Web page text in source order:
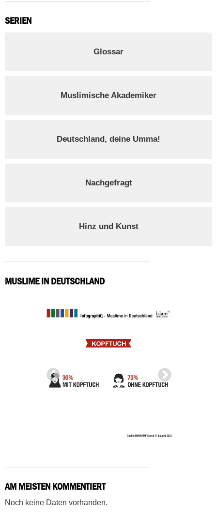
SERIEN
Glossar
Muslimische Akademiker
Deutschland, deine Umma!
Nachgefragt
Hinz und Kunst
MUSLIME IN DEUTSCHLAND
AM MEISTEN KOMMENTIERT
Noch keine Daten vorhanden.